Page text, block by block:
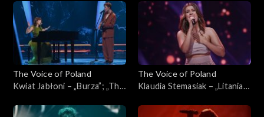
Poland”, Live, 9 listopada
2024
Poland”, Live, 9 listopada
2024
The Voice of Poland
Kwiat Jabłoni – „Burza”; „The
listopada 2024
The Voice of Poland
Klaudia Stemasiak – „Litania”;
listopada 2024